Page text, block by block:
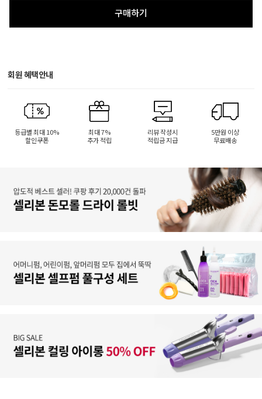
구매하기
회원 혜택안내
등급별 최대 10%
할인쿠폰
최대 7%
추가 적립
리뷰 작성시
적립금 지급
5만원 이상
무료배송